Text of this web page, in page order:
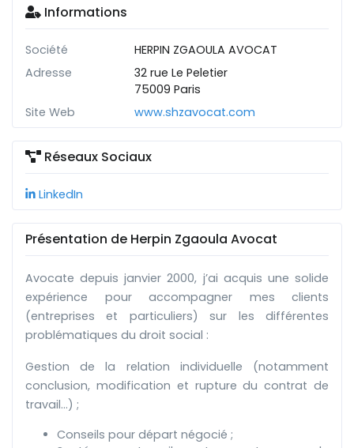
Informations
Société
HERPIN ZGAOULA AVOCAT
Adresse
32 rue Le Peletier
75009 Paris
Site Web
www.shzavocat.com
Réseaux Sociaux
LinkedIn
Présentation de Herpin Zgaoula Avocat
Avocate depuis janvier 2000, j’ai acquis une solide
expérience pour accompagner mes clients
(entreprises et particuliers) sur les différentes
problématiques du droit social :
Gestion de la relation individuelle (notamment
conclusion, modification et rupture du contrat de
travail…) ;
Conseils pour départ négocié ;